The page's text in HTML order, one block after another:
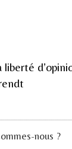
liberté
nous ?